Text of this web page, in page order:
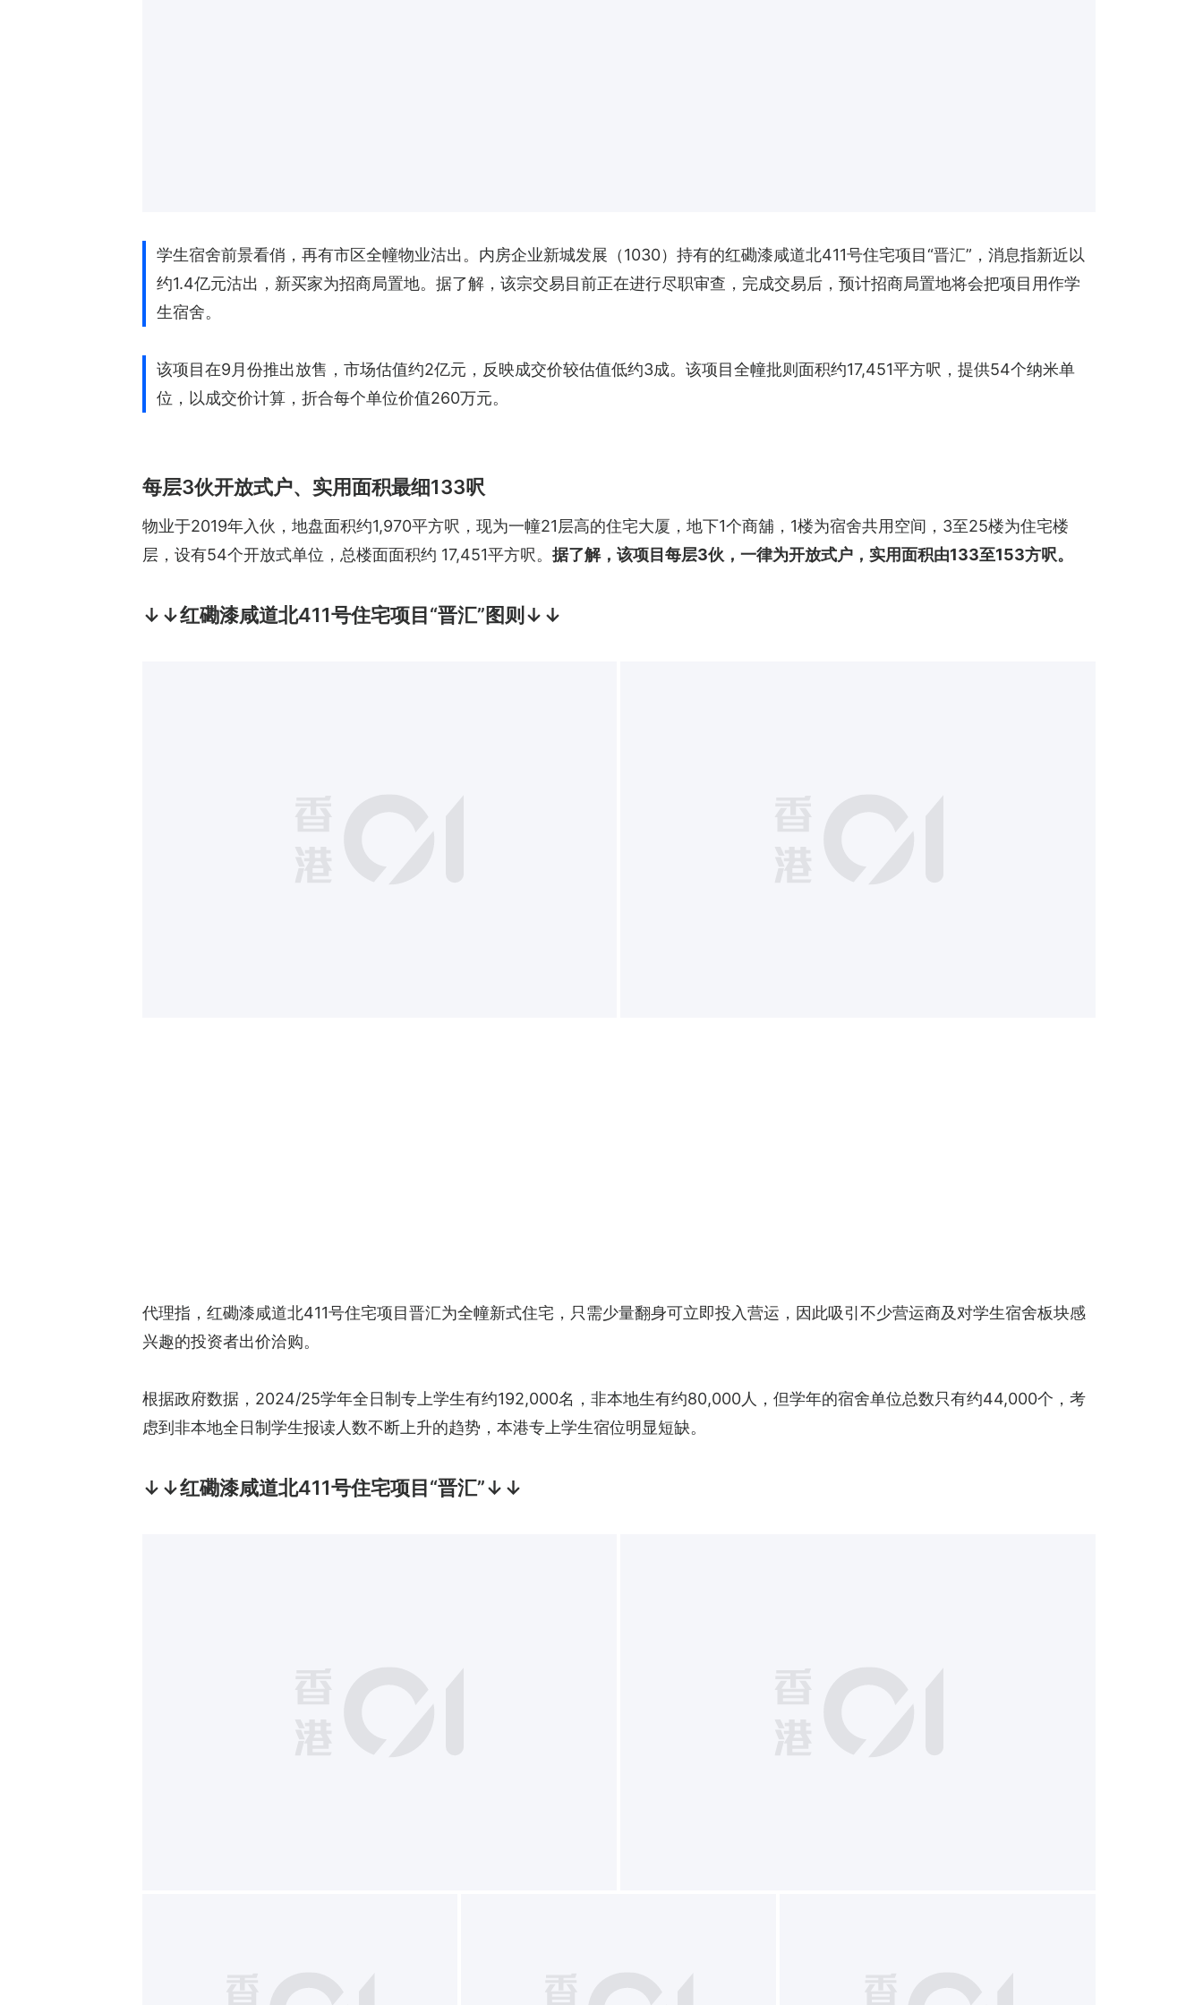
学生宿舍前景看俏，再有市区全幢物业沽出。内房企业新城发展（1030）持有的红磡漆咸道北411号住宅项目“晋汇”，消息指新近以
约1.4亿元沽出，新买家为招商局置地。据了解，该宗交易目前正在进行尽职审查，完成交易后，预计招商局置地将会把项目用作学
生宿舍。
该项目在9月份推出放售，市场估值约2亿元，反映成交价较估值低约3成。该项目全幢批则面积约17,451平方呎，提供54个纳米单
位，以成交价计算，折合每个单位价值260万元。
每层3伙开放式户、实用面积最细133呎
物业于2019年入伙，地盘面积约1,970平方呎，现为一幢21层高的住宅大厦，地下1个商舖，1楼为宿舍共用空间，3至25楼为住宅楼
层，设有54个开放式单位，总楼面面积约 17,451平方呎。 据了解，该项目每层3伙，一律为开放式户，实用面积由133至153方呎。
↓↓红磡漆咸道北411号住宅项目“晋汇”图则↓↓
代理指，红磡漆咸道北411号住宅项目晋汇为全幢新式住宅，只需少量翻身可立即投入营运，因此吸引不少营运商及对学生宿舍板块感
兴趣的投资者出价洽购。
根据政府数据，2024/25学年全日制专上学生有约192,000名，非本地生有约80,000人，但学年的宿舍单位总数只有约44,000个，考
虑到非本地全日制学生报读人数不断上升的趋势，本港专上学生宿位明显短缺。
↓↓红磡漆咸道北411号住宅项目“晋汇”↓↓